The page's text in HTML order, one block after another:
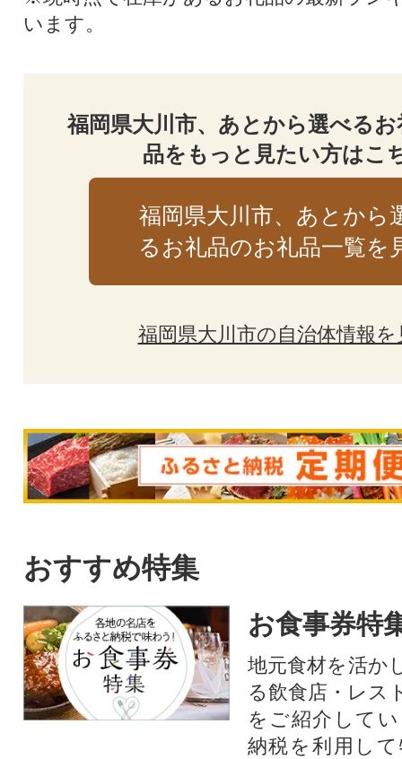
います。
福岡県大川市、あとから選べる
品をもっと見たい方はこ
福岡県大川市、あとから
るお礼品のお礼品一覧を
福岡県大川市の自治体情報を
おすすめ特集
お食事券特
地元食材を活か
る飲食店・レス
をご紹介して
納税を利用し